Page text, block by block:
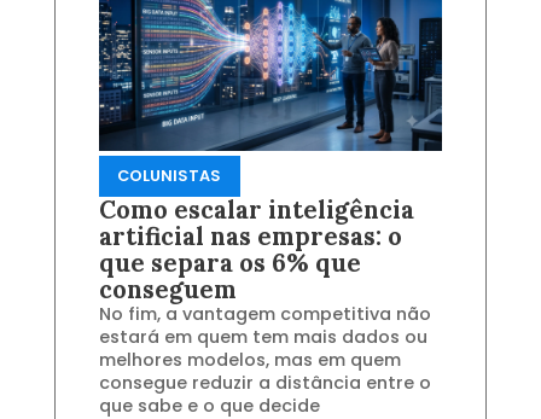
COLUNISTAS
Como escalar inteligência
artificial nas empresas: o
que separa os 6% que
conseguem
No fim, a vantagem competitiva não
estará em quem tem mais dados ou
melhores modelos, mas em quem
consegue reduzir a distância entre o
que sabe e o que decide